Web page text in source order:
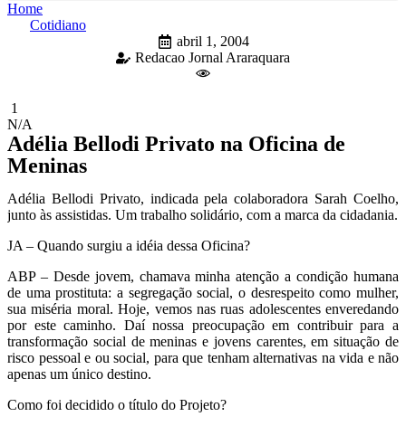
Home
Cotidiano
abril 1, 2004
Redacao Jornal Araraquara
1
N/A
Adélia Bellodi Privato na Oficina de
Meninas
Adélia Bellodi Privato, indicada pela colaboradora Sarah Coelho,
junto às assistidas. Um trabalho solidário, com a marca da cidadania.
JA – Quando surgiu a idéia dessa Oficina?
ABP – Desde jovem, chamava minha atenção a condição humana
de uma prostituta: a segregação social, o desrespeito como mulher,
sua miséria moral. Hoje, vemos nas ruas adolescentes enveredando
por este caminho. Daí nossa preocupação em contribuir para a
transformação social de meninas e jovens carentes, em situação de
risco pessoal e ou social, para que tenham alternativas na vida e não
apenas um único destino.
Como foi decidido o título do Projeto?